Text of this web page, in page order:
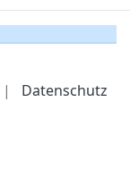
| Datenschutz